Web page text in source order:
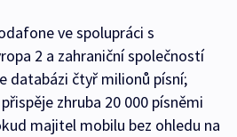
ve spolupráci s
2 a zahraniční společností
databázi čtyř milionů písní;
zhruba 20 000 písněmi
majitel mobilu bez ohledu na